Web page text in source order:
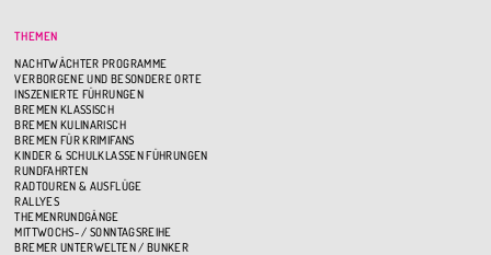
THEMEN
NACHTWÄCHTER PROGRAMME
VERBORGENE UND BESONDERE ORTE
INSZENIERTE FÜHRUNGEN
BREMEN KLASSISCH
BREMEN KULINARISCH
BREMEN FÜR KRIMIFANS
KINDER & SCHULKLASSEN FÜHRUNGEN
RUNDFAHRTEN
RADTOUREN & AUSFLÜGE
RALLYES
THEMENRUNDGÄNGE
MITTWOCHS- / SONNTAGSREIHE
BREMER UNTERWELTEN / BUNKER